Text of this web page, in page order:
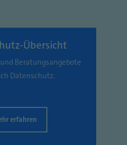
Übersicht
Beratungsangebote
Datenschutz.
erfahren